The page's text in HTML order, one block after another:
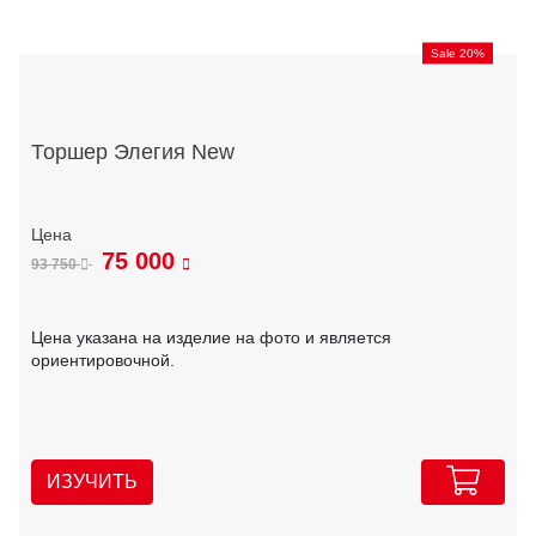
Sale 20%
Торшер Элегия New
93 750 75 000
Цена указана на изделие на фото и является
ориентировочной.
ИЗУЧИТЬ